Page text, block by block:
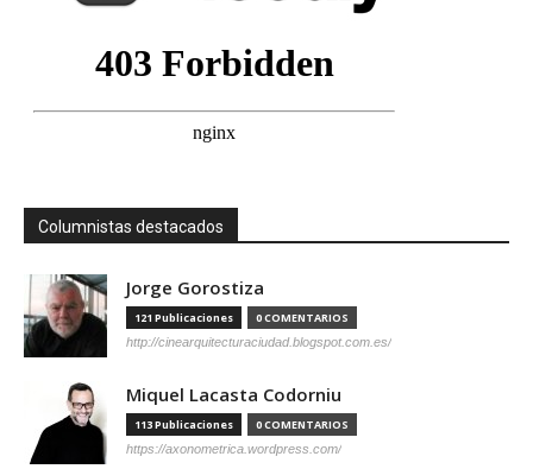
Columnistas destacados
Jorge Gorostiza
121 Publicaciones 0 COMENTARIOS
http://cinearquitecturaciudad.blogspot.com.es/
Miquel Lacasta Codorniu
113 Publicaciones 0 COMENTARIOS
https://axonometrica.wordpress.com/